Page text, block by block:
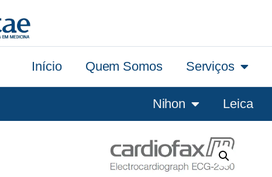
Início Quem Somos Serviços
Nihon Leica